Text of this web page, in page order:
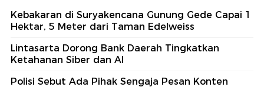
Kebakaran di Suryakencana Gunung Gede Capai 1
Hektar, 5 Meter dari Taman Edelweiss
Lintasarta Dorong Bank Daerah Tingkatkan
Ketahanan Siber dan AI
Polisi Sebut Ada Pihak Sengaja Pesan Konten